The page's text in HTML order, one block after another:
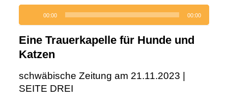
00:00 00:00
Eine Trauerkapelle für Hunde und
Katzen
schwäbische Zeitung am 21.11.2023 |
SEITE DREI